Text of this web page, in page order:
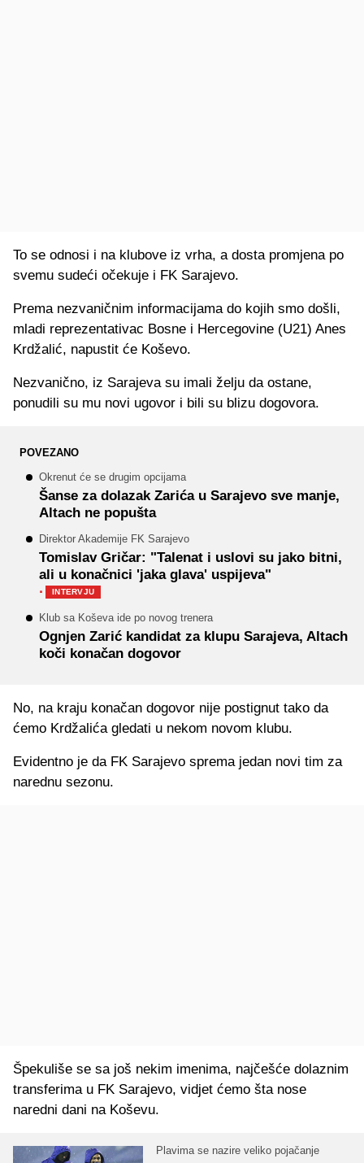
To se odnosi i na klubove iz vrha, a dosta promjena po
svemu sudeći očekuje i FK Sarajevo.
Prema nezvaničnim informacijama do kojih smo došli,
mladi reprezentativac Bosne i Hercegovine (U21) Anes
Krdžalić, napustit će Koševo.
Nezvanično, iz Sarajeva su imali želju da ostane,
ponudili su mu novi ugovor i bili su blizu dogovora.
POVEZANO
Okrenut će se drugim opcijama
Šanse za dolazak Zarića u Sarajevo sve manje,
Altach ne popušta
Direktor Akademije FK Sarajevo
Tomislav Gričar: "Talenat i uslovi su jako bitni,
ali u konačnici 'jaka glava' uspijeva"
· INTERVJU
Klub sa Koševa ide po novog trenera
Ognjen Zarić kandidat za klupu Sarajeva, Altach
koči konačan dogovor
No, na kraju konačan dogovor nije postignut tako da
ćemo Krdžalića gledati u nekom novom klubu.
Evidentno je da FK Sarajevo sprema jedan novi tim za
narednu sezonu.
Špekuliše se sa još nekim imenima, najčešće dolaznim
transferima u FK Sarajevo, vidjet ćemo šta nose
naredni dani na Koševu.
Plavima se nazire veliko pojačanje